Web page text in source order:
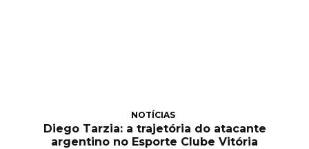
NOTÍCIAS
Diego Tarzia: a trajetória do atacante
argentino no Esporte Clube Vitória